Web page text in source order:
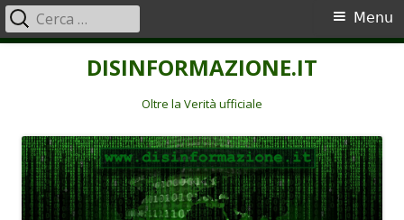
DISINFORMAZIONE.IT
Oltre la Verità ufficiale
Menu
principale
Menu
Ricerca
per: